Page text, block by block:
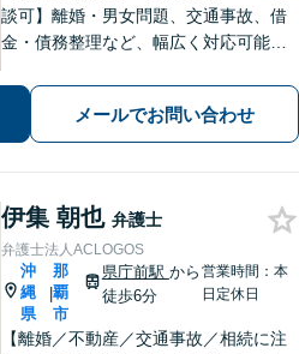
談可】離婚・男女問題、交通事故、借
金・債務整理など、幅広く対応可能で
談しやすい対応体制を整備していま
す。抱えているお悩みを解決いたしま
すので、お気軽にお問い合わせくださ
い。
メールでお問い合わせ
伊集 朝也 弁護士
弁護士法人ACLOGOS
沖
縄
県
|
那
覇
市
県庁前駅 から
徒歩6分
営業時間：本
日定休日
【離婚／不動産／交通事故／相続に注